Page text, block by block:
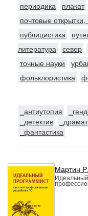
периодика
плакат
почтовые открытки,
публицистика
литература север
точные науки
фольклористика
_антиутопия
_детектив
_фантастика
Мартин Р.
Идеальный